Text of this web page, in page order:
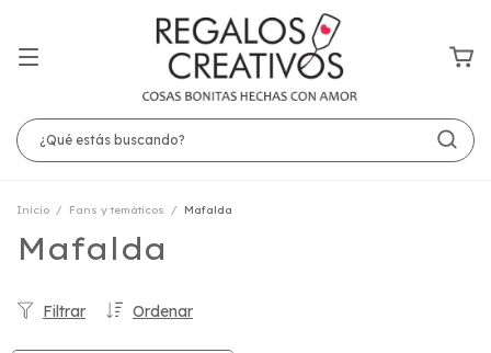
Inicio / Fans y temáticos / Mafalda
Mafalda
Ordenar
Filtrar